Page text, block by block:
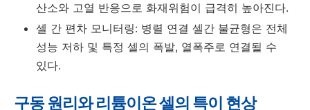
산소와 고열 반응으로 화재위험이 급격히 높아진다.
셀 간 편차 모니터링: 병렬 연결 셀간 불균형은 전체
성능 저하 및 특정 셀의 폭발, 열폭주로 연결될 수
있다.
구동 원리와 리튬이온 셀의 특이 현상